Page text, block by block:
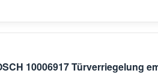
10006917 Türverriegelung